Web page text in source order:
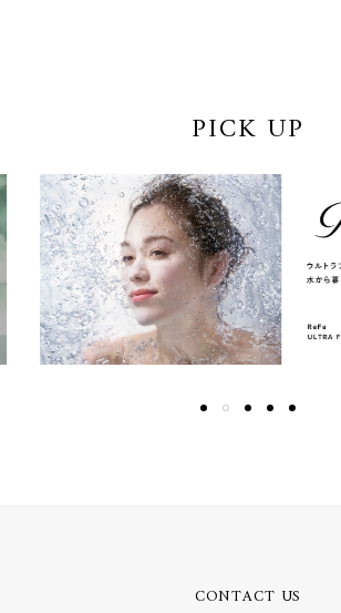
PICK UP
CONTACT US